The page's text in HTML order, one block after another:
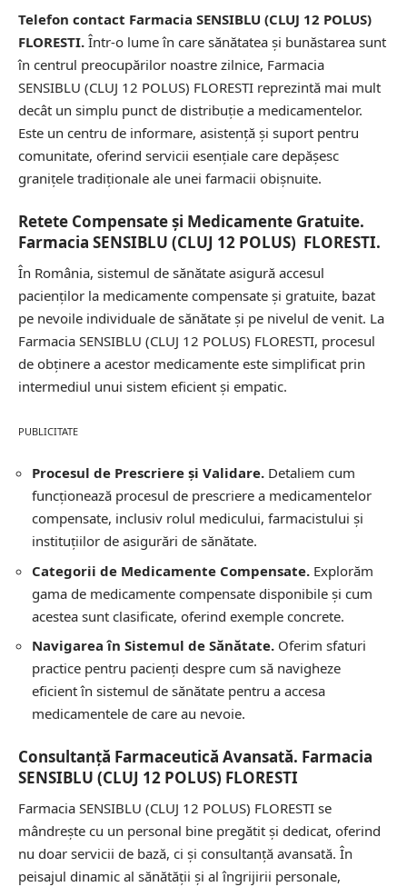
Telefon contact Farmacia SENSIBLU (CLUJ 12 POLUS)
FLORESTI. Într-o lume în care sănătatea și bunăstarea sunt
în centrul preocupărilor noastre zilnice, Farmacia
SENSIBLU (CLUJ 12 POLUS) FLORESTI reprezintă mai mult
decât un simplu punct de distribuție a medicamentelor.
Este un centru de informare, asistență și suport pentru
comunitate, oferind servicii esențiale care depășesc
granițele tradiționale ale unei farmacii obișnuite.
Retete Compensate și Medicamente Gratuite.
Farmacia SENSIBLU (CLUJ 12 POLUS) FLORESTI.
În România, sistemul de sănătate asigură accesul
pacienților la medicamente compensate și gratuite, bazat
pe nevoile individuale de sănătate și pe nivelul de venit. La
Farmacia SENSIBLU (CLUJ 12 POLUS) FLORESTI, procesul
de obținere a acestor medicamente este simplificat prin
intermediul unui sistem eficient și empatic.
PUBLICITATE
Procesul de Prescriere și Validare. Detaliem cum
funcționează procesul de prescriere a medicamentelor
compensate, inclusiv rolul medicului, farmacistului și
instituțiilor de asigurări de sănătate.
Categorii de Medicamente Compensate. Explorăm
gama de medicamente compensate disponibile și cum
acestea sunt clasificate, oferind exemple concrete.
Navigarea în Sistemul de Sănătate. Oferim sfaturi
practice pentru pacienți despre cum să navigheze
eficient în sistemul de sănătate pentru a accesa
medicamentele de care au nevoie.
Consultanță Farmaceutică Avansată. Farmacia
SENSIBLU (CLUJ 12 POLUS) FLORESTI
Farmacia SENSIBLU (CLUJ 12 POLUS) FLORESTI se
mândrește cu un personal bine pregătit și dedicat, oferind
nu doar servicii de bază, ci și consultanță avansată. În
peisajul dinamic al sănătății și al îngrijirii personale,